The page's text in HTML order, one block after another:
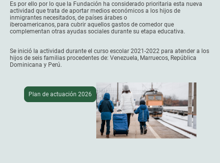
Es por ello por lo que la Fundación ha considerado prioritaria esta nueva
actividad que trata de aportar medios económicos a los hijos de
inmigrantes necesitados, de países árabes o
iberoamericanos, para cubrir aquellos gastos de comedor que
complementan otras ayudas sociales durante su etapa educativa.
Se inició la actividad durante el curso escolar 2021-2022 para atender a los
hijos de seis familias procedentes de: Venezuela, Marruecos, República
Dominicana y Perú.
Plan de actuación 2026